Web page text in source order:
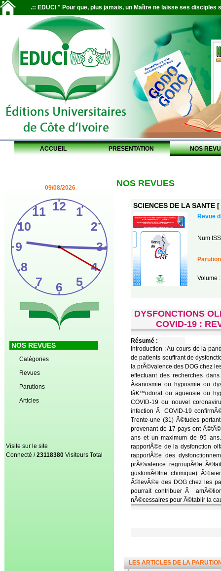
.:: EDUCI " Pour que, plus jamais, un Maître ne laisse ses disciples
ACCUEIL PRESENTATION NOS
09/08/2026
NOS REVUES
Catégories
Revues
Parutions
Articles
Visite sur le site
Connecté /23118380Visiteurs Total
NOS REVUES
SCIENCES DE LA SANTE
Revue
Num
Volume
DYSFONCTIONS
COVID-19 :
Résumé :
Introduction : Au cours de la
de patients souffrant de
la prÃ©valence des DOG chez
effectuant des recherches
Â«anosmie ou hyposmie ou
lâ€™odorat ou agueusie ou
COVID-19 ou nouvel
infection Ã COVID-19
Trente-une (31) Ã©tudes
provenant de 17 pays ont
ans et un maximum de 95
rapportÃ©e de la dysfonction
rapportÃ©e des
prÃ©valence regroupÃ©e
gustomÃ©trie chimique)
Ã©levÃ©e des DOG chez les
pourrait contribuer Ã
nÃ©cessaires pour Ã©tablir la
LES ARTICLES DE LA